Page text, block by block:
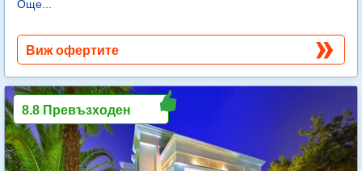
Още...
Виж офертите
8.8 Превъзходен